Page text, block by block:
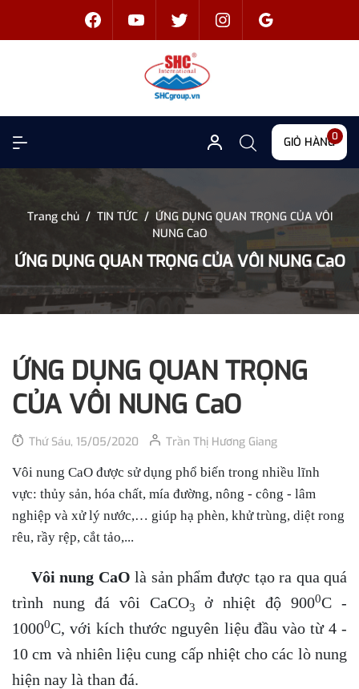
GIỎ HÀNG0
Trang chủ / TIN TỨC / ỨNG DỤNG QUAN TRỌNG CỦA VÔI
NUNG CaO
ỨNG DỤNG QUAN TRỌNG CỦA VÔI NUNG CaO
ỨNG DỤNG QUAN TRỌNG
CỦA VÔI NUNG CaO
Thứ Sáu, 15/05/2020
Trần Thị Hương Giang
Vôi nung CaO được sử dụng phổ biến trong nhiều lĩnh
vực: thủy sản, hóa chất, mía đường, nông - công - lâm
nghiệp và xử lý nước,… giúp hạ phèn, khử trùng, diệt rong
rêu, rầy rệp, cắt tảo,...
Vôi nung CaO là sản phẩm được tạo ra qua quá
trình nung đá vôi CaCO3 ở nhiệt độ 9000C -
10000C, với kích thước nguyên liệu đầu vào từ 4 -
10 cm và nhiên liệu cung cấp nhiệt cho các lò nung
hiện nay là than đá.